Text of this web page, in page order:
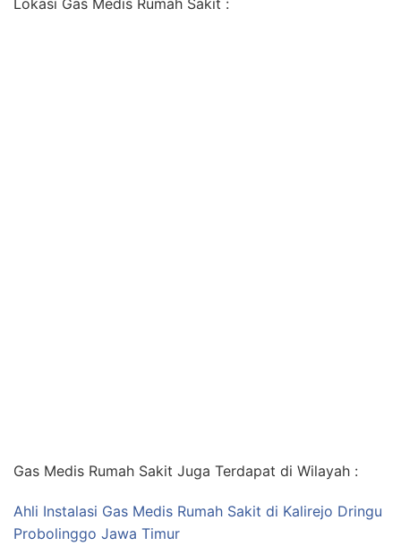
Lokasi Gas Medis Rumah Sakit :
Gas Medis Rumah Sakit Juga Terdapat di Wilayah :
Ahli Instalasi Gas Medis Rumah Sakit di Kalirejo Dringu
Probolinggo Jawa Timur